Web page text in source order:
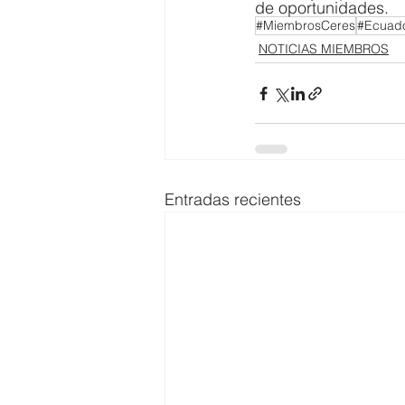
de oportunidades.
#MiembrosCeres
NOTICIAS MIEMBROS
Entradas recientes